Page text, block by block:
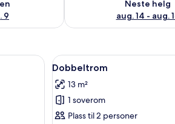
9
Neste helg
aug. 14 - aug.
skrivebord for bærbar PC, wi-fi (inkludert)
Åpne
alle
bildene
av
Dobbeltrom
5
Dobbeltrom
13 m²
1 soverom
Plass til 2 personer